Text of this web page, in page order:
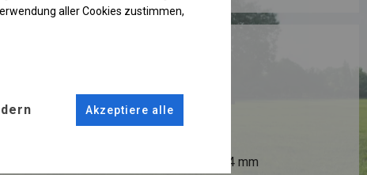
fi 54 mm
aller Cookies zustimmen,
Akzeptiere alle